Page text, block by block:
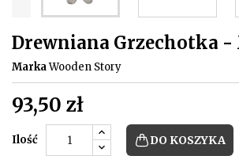
Drewniana Grzechotka -
MarkaWooden Story
93,50 zł
Ilość DO KOSZYKA